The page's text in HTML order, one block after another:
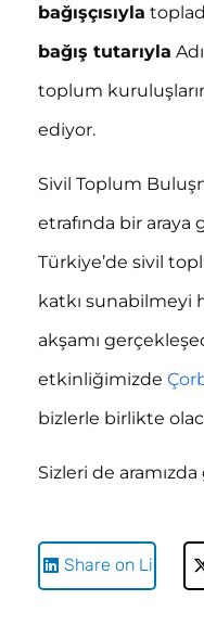
bağışçısıyla
bağış tutarıyla
toplum
ediyor.
Sivil Toplum
etrafında bir araya
Türkiye’de sivil
katkı sunabilmeyi
akşamı
etkinliğimizde
bizlerle birlikte
Sizleri de
Share on LinkedIn